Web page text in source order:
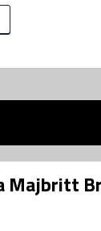
Majbritt